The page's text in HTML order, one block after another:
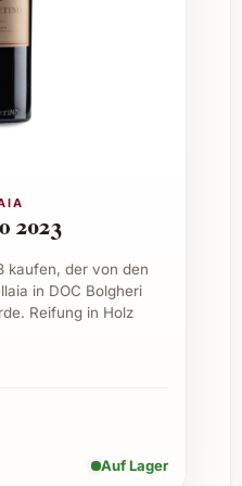
zu bringen.
und frisch
und halbweichen
dieser Wein
2023
kaufen, der von den
in DOC Bolgheri
Reifung in Holz
Auf Lager